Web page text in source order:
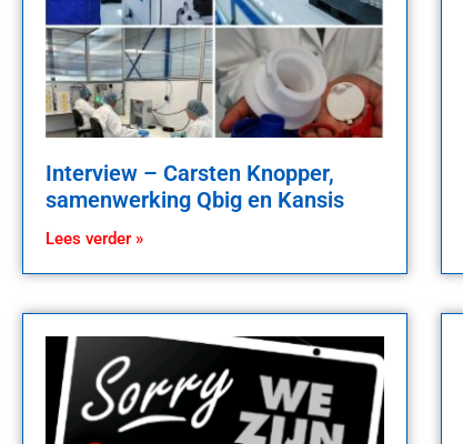
Interview – Carsten Knopper,
samenwerking Qbig en Kansis
Lees verder »